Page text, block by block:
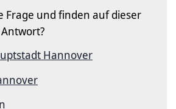
Frage und finden auf dieser
Hannover